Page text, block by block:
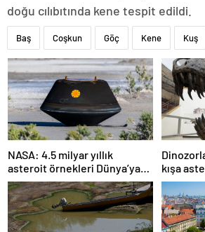
doğu cılıbıtında kene tespit edildi.
Baş Coşkun Göç Kene Kuş
NASA: 4.5 milyar yıllık
asteroit örnekleri Dünya’ya
getirildi; yaşamın
başlangıcına ışık tutabilir
kışa
|